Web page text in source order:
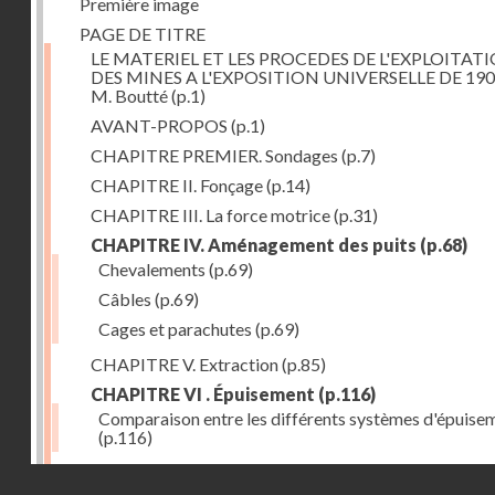
PAGE DE TITRE
LE MATERIEL ET LES PROCEDES DE
DES MINES A L'EXPOSITION UNIVERSELLE DE
M. Boutté(p.1)
AVANT-PROPOS (p.1)
CHAPITRE PREMIER. Sondages (p.7)
CHAPITRE II. Fonçage(p.14)
CHAPITRE III. La force motrice(p.31)
CHAPITRE IV. Aménagement des puits (p.68)
Chevalements (p.69)
Câbles (p.69)
Cages et parachutes (p.69)
CHAPITRE V. Extraction(p.85)
CHAPITRE VI . Épuisement (p.116)
Comparaison entre les différents systèmes
(p.116)